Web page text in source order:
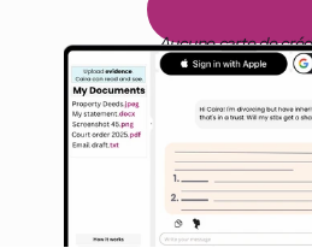
E
Aucune carte de